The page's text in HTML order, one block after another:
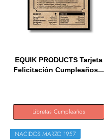
EQUIK PRODUCTS Tarjeta
Felicitación Cumpleaños...
Libretas Cumpleaños
NACIDOS MARZO 1957